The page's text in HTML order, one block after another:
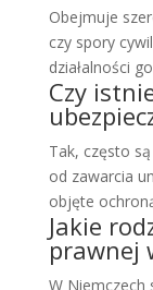
Obejmuje
czy spory
działalności
Czy
Tak, często
od zawarcia
objęte
Jakie
prawnej
W Niemczech